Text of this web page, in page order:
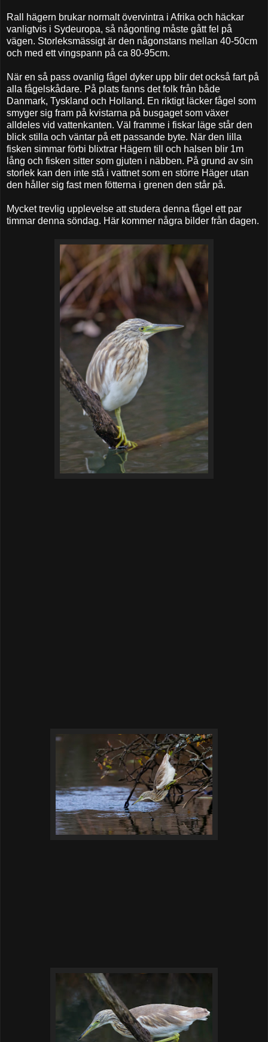
Rall hägern brukar normalt övervintra i Afrika och häckar
vanligtvis i Sydeuropa, så någonting måste gått fel på
vägen. Storleksmässigt är den någonstans mellan 40-50cm
och med ett vingspann på ca 80-95cm.
När en så pass ovanlig fågel dyker upp blir det också fart på
alla fågelskådare. På plats fanns det folk från både
Danmark, Tyskland och Holland. En riktigt läcker fågel som
smyger sig fram på kvistarna på busgaget som växer
alldeles vid vattenkanten. Väl framme i fiskar läge står den
blick stilla och väntar på ett passande byte. När den lilla
fisken simmar förbi blixtrar Hägern till och halsen blir 1m
lång och fisken sitter som gjuten i näbben. På grund av sin
storlek kan den inte stå i vattnet som en större Häger utan
den håller sig fast men fötterna i grenen den står på.
Mycket trevlig upplevelse att studera denna fågel ett par
timmar denna söndag. Här kommer några bilder från dagen.